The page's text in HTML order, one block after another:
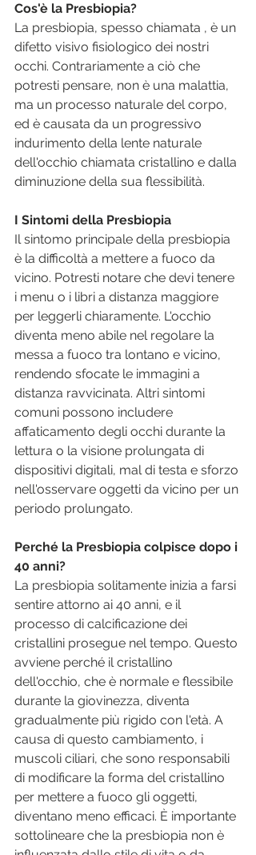
Cos'è la Presbiopia?
La presbiopia, spesso chiamata , è un
difetto visivo fisiologico dei nostri
occhi. Contrariamente a ciò che
potresti pensare, non è una malattia,
ma un processo naturale del corpo,
ed è causata da un progressivo
indurimento della lente naturale
dell'occhio chiamata cristallino e dalla
diminuzione della sua flessibilità.
I Sintomi della Presbiopia
Il sintomo principale della presbiopia
è la difficoltà a mettere a fuoco da
vicino. Potresti notare che devi tenere
i menu o i libri a distanza maggiore
per leggerli chiaramente. L'occhio
diventa meno abile nel regolare la
messa a fuoco tra lontano e vicino,
rendendo sfocate le immagini a
distanza ravvicinata. Altri sintomi
comuni possono includere
affaticamento degli occhi durante la
lettura o la visione prolungata di
dispositivi digitali, mal di testa e sforzo
nell'osservare oggetti da vicino per un
periodo prolungato.
Perché la Presbiopia colpisce dopo i
40 anni?
La presbiopia solitamente inizia a farsi
sentire attorno ai 40 anni, e il
processo di calcificazione dei
cristallini prosegue nel tempo. Questo
avviene perché il cristallino
dell'occhio, che è normale e flessibile
durante la giovinezza, diventa
gradualmente più rigido con l'età. A
causa di questo cambiamento, i
muscoli ciliari, che sono responsabili
di modificare la forma del cristallino
per mettere a fuoco gli oggetti,
diventano meno efficaci. È importante
sottolineare che la presbiopia non è